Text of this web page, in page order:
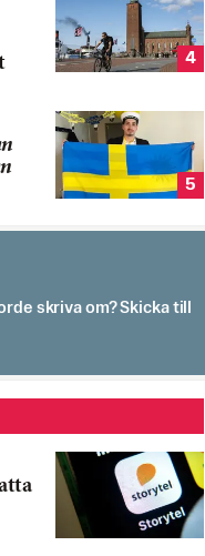
4
5
skriva om? Skicka till